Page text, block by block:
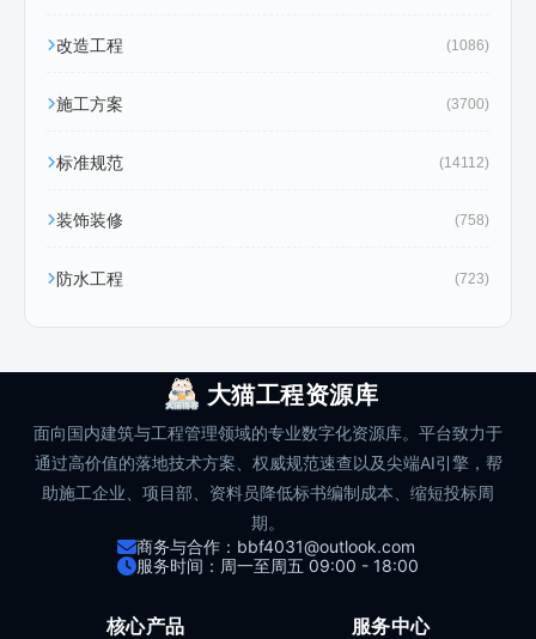
改造工程 (1086)
施工方案 (3700)
标准规范 (14112)
装饰装修 (758)
防水工程 (723)
大猫工程资源库
面向国内建筑与工程管理领域的专业数字化资源库。平台致力于
通过高价值的落地技术方案、权威规范速查以及尖端AI引擎，帮
助施工企业、项目部、资料员降低标书编制成本、缩短投标周
期。
商务与合作：bbf4031@outlook.com
服务时间：周一至周五 09:00 - 18:00
核心产品 服务中心